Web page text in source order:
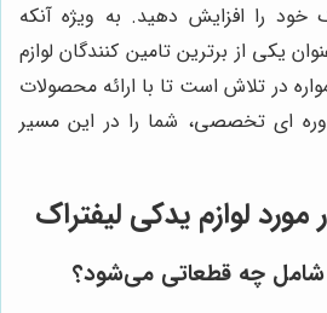
خود را افزایش دهید. به ویژه آنکه
یکی از برترین تامین کنندگان لوازم
در تلاش است تا با ارائه محصولات
ای تخصصی، شما را در این مسیر
لوازم یدکی لیفتراک